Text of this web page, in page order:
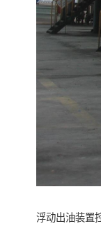
浮动出油装置